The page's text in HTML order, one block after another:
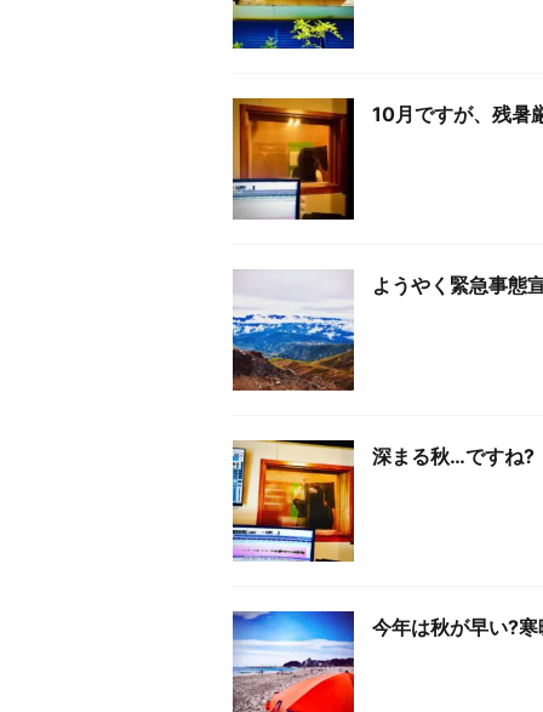
10月ですが、残暑
ようやく緊急事態
深まる秋…ですね?
今年は秋が早い?